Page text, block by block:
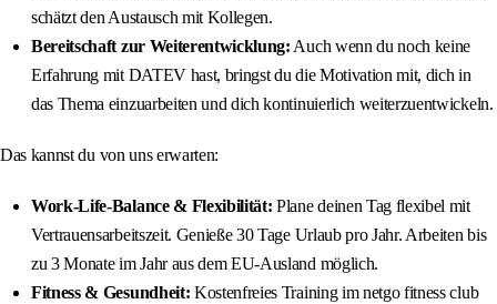
schätzt den Austausch mit Kollegen.
Bereitschaft zur Weiterentwicklung: Auch wenn du noch keine
Erfahrung mit DATEV hast, bringst du die Motivation mit, dich in
das Thema einzuarbeiten und dich kontinuierlich weiterzuentwickeln.
Das kannst du von uns erwarten:
Work-Life-Balance & Flexibilität: Plane deinen Tag flexibel mit
Vertrauensarbeitszeit. Genieße 30 Tage Urlaub pro Jahr. Arbeiten bis
zu 3 Monate im Jahr aus dem EU-Ausland möglich.
Fitness & Gesundheit: Kostenfreies Training im netgo fitness club